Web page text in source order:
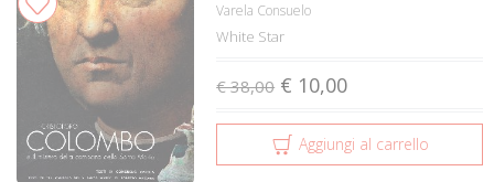
Varela Consuelo
White Star
€ 38,00 € 10,00
Aggiungi al carrello